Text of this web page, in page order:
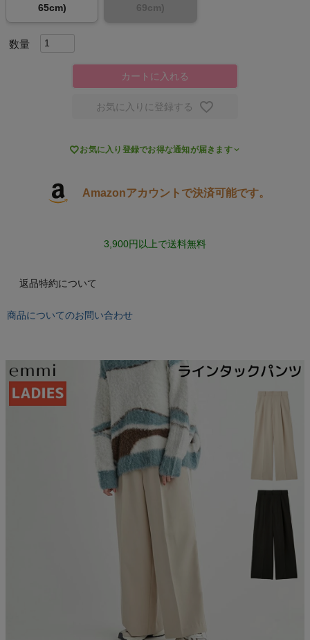
スポーツシューズ
キャンプ・フェス
インフィット INFIT
サックス SAXX
65cm)
69cm)
カートに入れる
お気に入りに登録する
お気に入り登録でお得な通知が届きます
Amazonアカウントで決済可能です。
3,900円以上で送料無料
返品特約について
商品についてのお問い合わせ